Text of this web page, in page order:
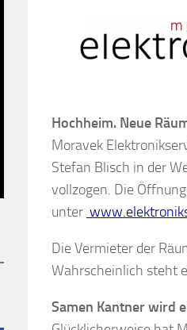
Hochheim. Neue
Moravek
Stefan Blisch in der
vollzogen. Die
unter
Die Vermieter der
Wahrscheinlich steht
Samen Kantner wird